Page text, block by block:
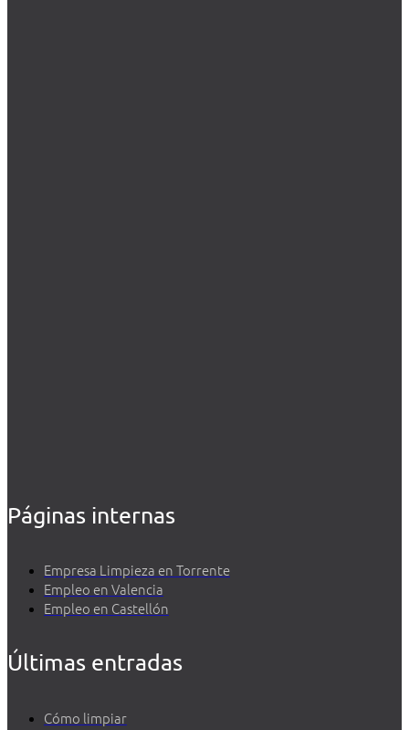
Páginas internas
Empresa Limpieza en Torrente
Empleo en Valencia
Empleo en Castellón
Últimas entradas
Cómo limpiar